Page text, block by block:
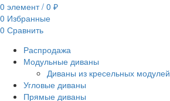
0 элемент / 0 ₽
0 Избранные
0 Сравнить
Распродажа
Модульные диваны
Диваны из кресельных модулей
Угловые диваны
Прямые диваны